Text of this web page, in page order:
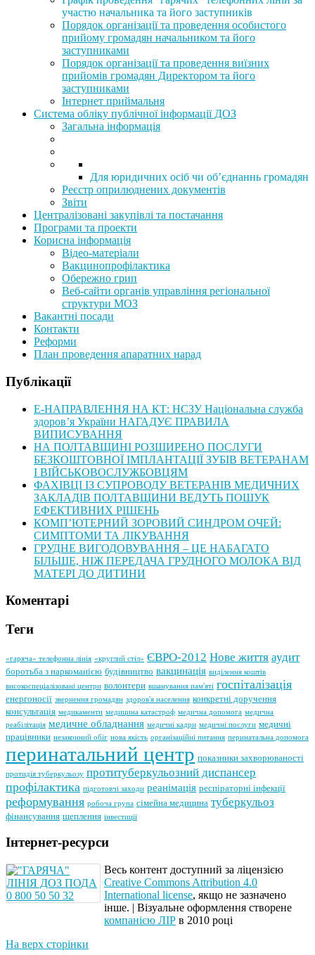
участю начальника та його заступників
Порядок організації та проведення особистого
прийому громадян начальником та його
заступниками
Порядок організації та проведення виїзних
прийомів громадян Директором та його
заступниками
Інтернет приймальня
Система обліку публічної інформації ДОЗ
Загальна інформація
Для юридичних осіб чи об’єднаннь громадян
Реєстр оприлюднених документів
Звіти
Централізовані закупівлі та постачання
Програми та проекти
Корисна інформація
Відео-матеріали
Вакцинопрофілактика
Обережно грип
Веб-сайти органів управління регіональної
структури МОЗ
Вакантні посади
Контакти
Реформи
План проведення апаратних нарад
Публікації
Е-НАПРАВЛЕННЯ НА КТ: НСЗУ Національна служба
здоров’я України НАГАДУЄ ПРАВИЛА
ВИПИСУВАННЯ
НА ПОЛТАВЩИНІ РОЗШИРЕНО ПОСЛУГИ
БЕЗКОШТОВНОЇ ІМПЛАНТАЦІЇ ЗУБІВ ВЕТЕРАНАМ
І ВІЙСЬКОВОСЛУЖБОВЦЯМ
ФАХІВЦІ ІЗ СУПРОВОДУ ВЕТЕРАНІВ МЕДИЧНИХ
ЗАКЛАДІВ ПОЛТАВЩИНИ ВЕДУТЬ ПОШУК
ЕФЕКТИВНИХ РІШЕНЬ
КОМП’ЮТЕРНИЙ ЗОРОВИЙ СИНДРОМ ОЧЕЙ:
СИМПТОМИ ТА ЛІКУВАННЯ
ГРУДНЕ ВИГОДОВУВАННЯ – ЦЕ НАБАГАТО
БІЛЬШЕ, НІЖ ПЕРЕДАЧА ГРУДНОГО МОЛОКА ВІД
МАТЕРІ ДО ДИТИНИ
Коментарі
Теги
«гаряча» телефонна лінія «круглий стіл» ЄВРО-2012 Нове життя аудит
боротьба з наркоманією будівництво вакцинація виділення коштів
високоспеціалізовані центри волонтери вшанування пам'яті госпіталізація
енергоносії звернення громадян здоров'я населення конкретні доручення
консультація медикаменти медицина катастроф медична допомога медична
реабілітація медичне обладнання медичні кадри медичні послуги медичні
працівники незаконний обіг нова якість організаційні питання перинатальна допомога
перинатальний центр показники захворюваності
протидія туберкульозу протитуберкульозний диспансер
профілактика підготовчі заходи реанімація респіраторні інфекції
реформування робоча група сімейна медицина туберкульоз
фінансування щеплення інвестиції
Інтернет-ресурси
Весь контент доступний за ліцензією
Creative Commons Attribution 4.0
International license, якщо не зазначено
інше. | Візуальне оформлення створене
компанією ЛІР в 2010 році
На верх сторінки